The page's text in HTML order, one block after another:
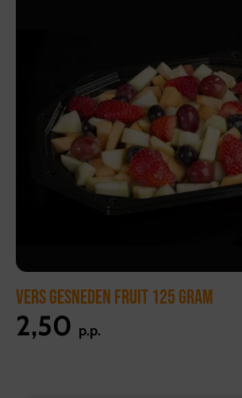
VERS GESNEDEN FRUIT 125 GRAM
2,50 p.p.